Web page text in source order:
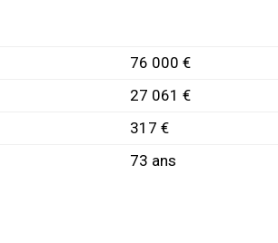
76 000 €
27 061 €
317 €
73 ans